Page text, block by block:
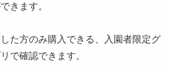
きます。
た方のみ購入できる、入園者限定グ
で確認できます。